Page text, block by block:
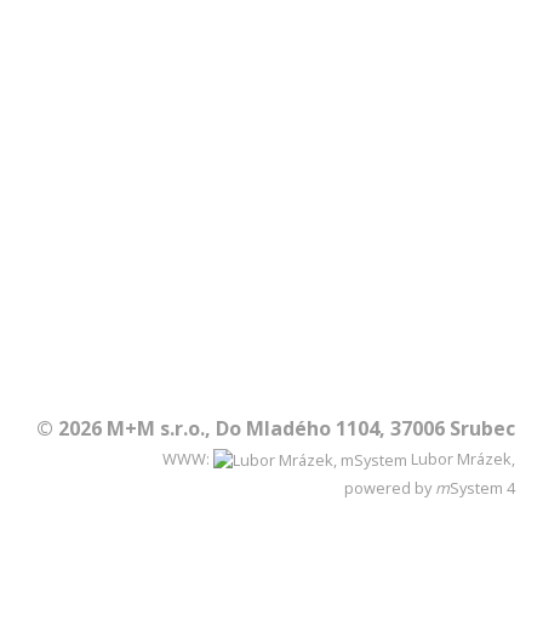
© 2026 M+M s.r.o., Do Mladého 1104, 37006 Srubec
WWW:
Lubor Mrázek,
powered by mSystem 4